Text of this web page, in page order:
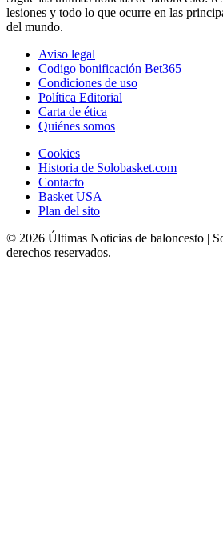
lesiones y todo lo que ocurre en las
del mundo.
Aviso legal
Codigo bonificación Bet365
Condiciones de uso
Política Editorial
Carta de ética
Quiénes somos
Cookies
Historia de Solobasket.com
Contacto
Basket USA
Plan del sito
© 2026 Últimas Noticias de baloncesto |
derechos reservados.